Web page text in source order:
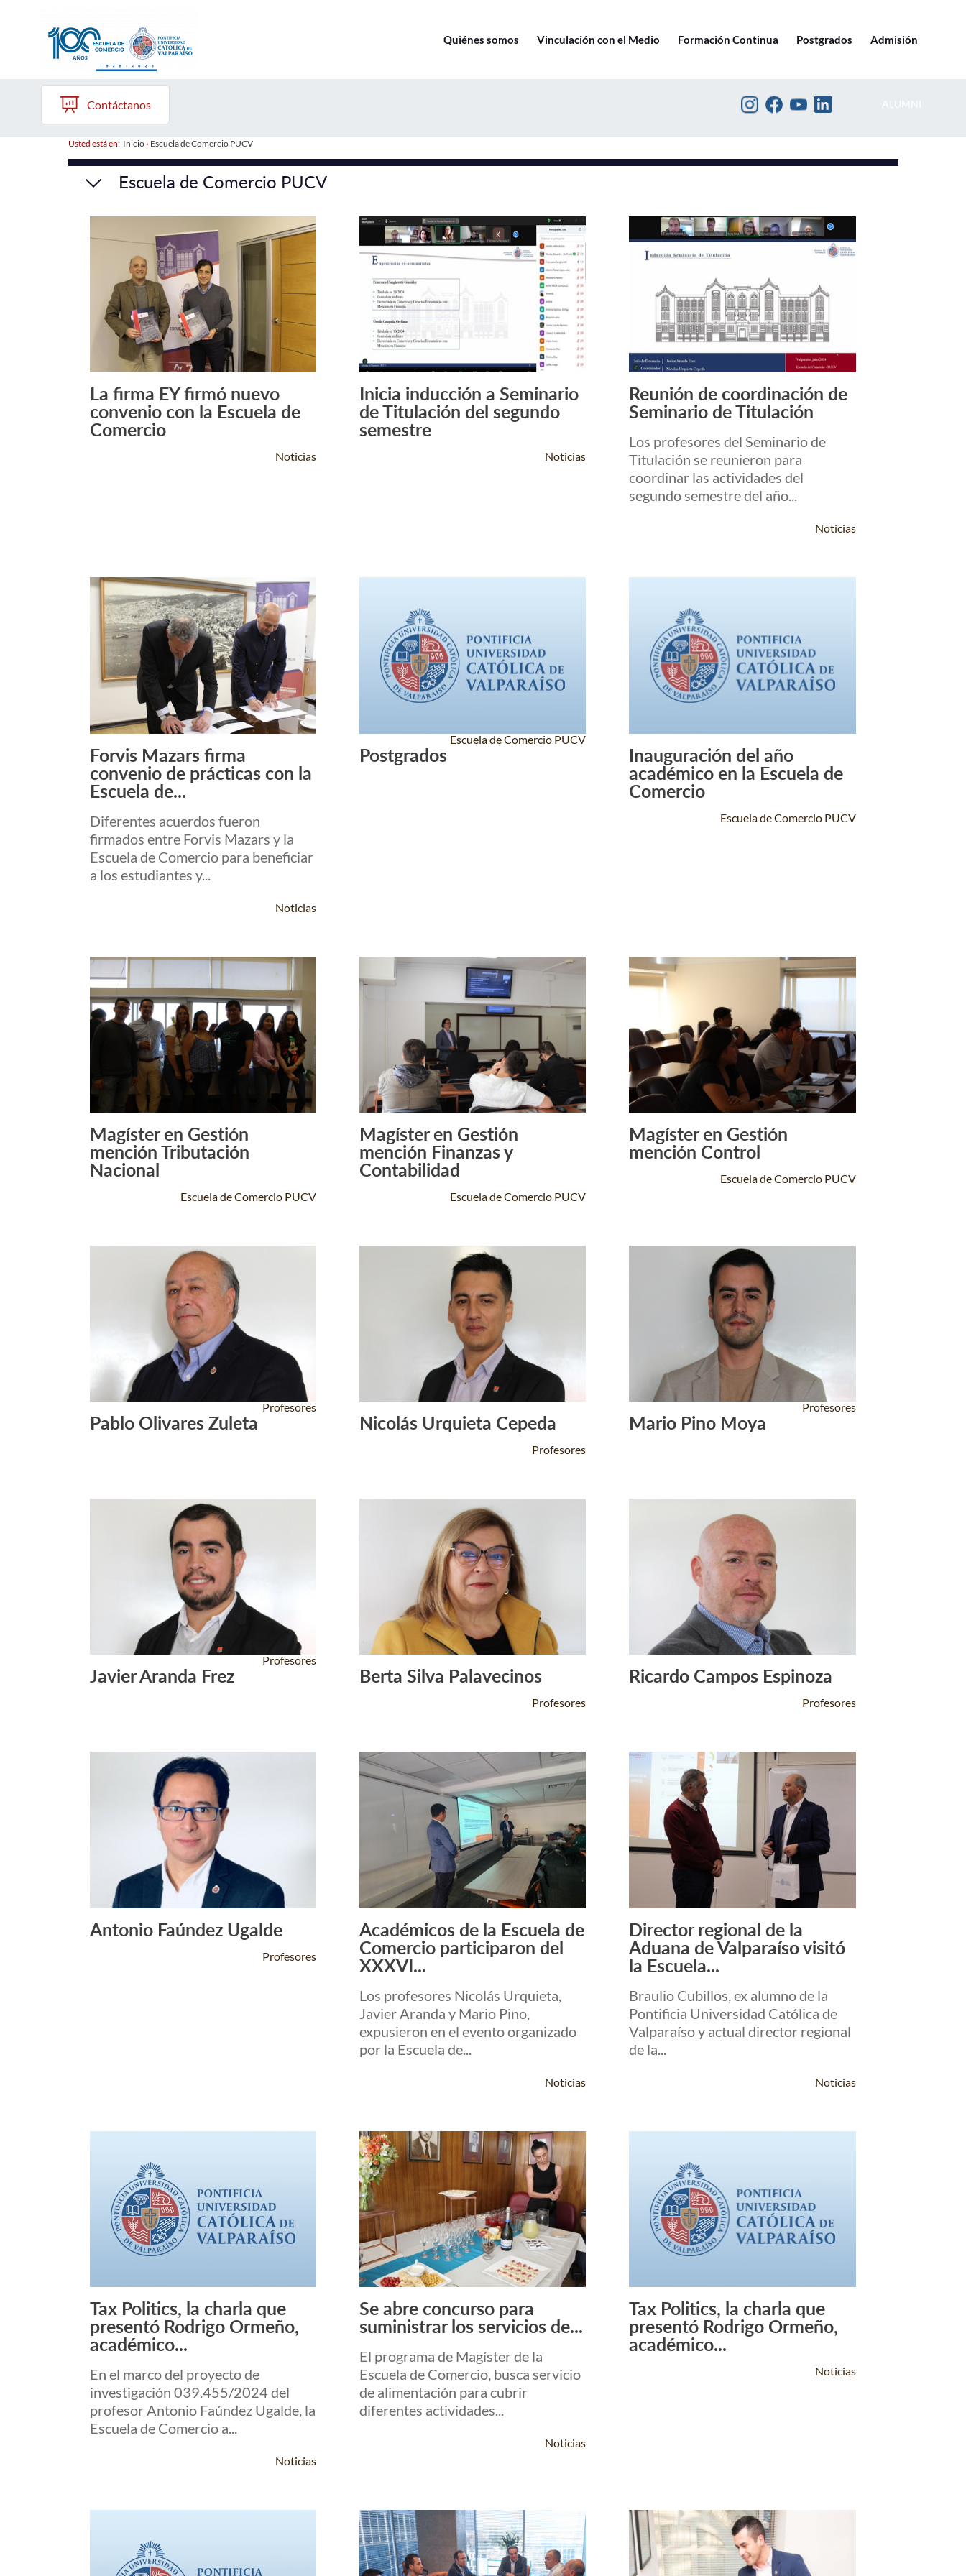
Quiénes somos Vinculación con el Medio Formación Continua Postgrados Admisión
Contáctanos
Usted está en: Inicio› Escuela de Comercio PUCV
Escuela de Comercio PUCV
Leer Más +
La firma EY firmó nuevo
convenio con la Escuela de
Comercio
Noticias
Leer Más +
Inicia inducción a Seminario
de Titulación del segundo
semestre
Noticias
Leer Más +
Reunión de coordinación de
Seminario de Titulación
Los profesores del Seminario de
Titulación se reunieron para
coordinar las actividades del
segundo semestre del año...
Noticias
Leer Más +
Forvis Mazars firma
convenio de prácticas con la
Escuela de...
Diferentes acuerdos fueron
firmados entre Forvis Mazars y la
Escuela de Comercio para beneficiar
a los estudiantes y...
Noticias
Postgrados
Escuela de Comercio PUCV
Leer Más +
Inauguración del año
académico en la Escuela de
Comercio
Escuela de Comercio PUCV
Leer Más +
Magíster en Gestión
mención Tributación
Nacional
Escuela de Comercio PUCV
Leer Más +
Magíster en Gestión
mención Finanzas y
Contabilidad
Escuela de Comercio PUCV
Leer Más +
Magíster en Gestión
mención Control
Escuela de Comercio PUCV
Leer Más +
Pablo Olivares Zuleta
Profesores
Leer Más +
Nicolás Urquieta Cepeda
Profesores
Leer Más +
Mario Pino Moya
Profesores
Leer Más +
Javier Aranda Frez
Profesores
Leer Más +
Berta Silva Palavecinos
Profesores
Leer Más +
Ricardo Campos Espinoza
Profesores
Leer Más +
Antonio Faúndez Ugalde
Profesores
Leer Más +
Académicos de la Escuela de
Comercio participaron del
XXXVI...
Los profesores Nicolás Urquieta,
Javier Aranda y Mario Pino,
expusieron en el evento organizado
por la Escuela de...
Noticias
Leer Más +
Director regional de la
Aduana de Valparaíso visitó
la Escuela...
Braulio Cubillos, ex alumno de la
Pontificia Universidad Católica de
Valparaíso y actual director regional
de la...
Noticias
Leer Más +
Tax Politics, la charla que
presentó Rodrigo Ormeño,
académico...
En el marco del proyecto de
investigación 039.455/2024 del
profesor Antonio Faúndez Ugalde, la
Escuela de Comercio a...
Noticias
Leer Más +
Se abre concurso para
suministrar los servicios de...
El programa de Magíster de la
Escuela de Comercio, busca servicio
de alimentación para cubrir
diferentes actividades...
Noticias
Leer Más +
Tax Politics, la charla que
presentó Rodrigo Ormeño,
académico...
Noticias